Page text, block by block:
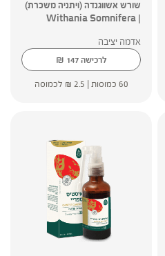
שורש אשווגנדה (ויתניה משכרת)
| Withania Somnifera
אדמה יציבה
לרכישה ₪ 147
60 כמוסות | ₪ 2.5 לכמוסה